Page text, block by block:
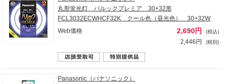
丸形蛍光灯 パルックプレミア 30+32形
FCL3032ECWHCF32K クール色（昼光色） 30+32W
Web価格
2,690円 (税込)
2,446円 (税別)
Panasonic（パナソニック）